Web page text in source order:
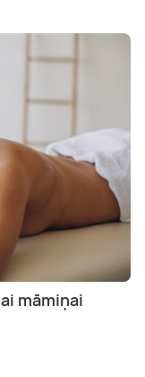
māmiņai